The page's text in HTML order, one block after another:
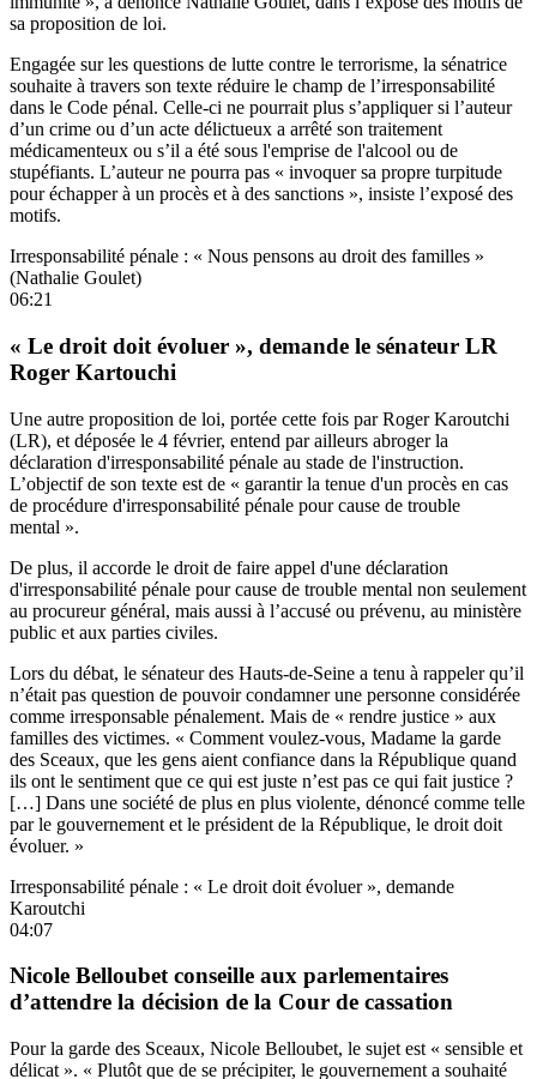
sa proposition de loi.
Engagée sur les questions de lutte contre le terrorisme, la sénatrice
souhaite à travers son texte réduire le champ de l’irresponsabilité
dans le Code pénal. Celle-ci ne pourrait plus s’appliquer si l’auteur
d’un crime ou d’un acte délictueux a arrêté son traitement
médicamenteux ou s’il a été sous l'emprise de l'alcool ou de
stupéfiants. L’auteur ne pourra pas « invoquer sa propre turpitude
pour échapper à un procès et à des sanctions », insiste l’exposé des
motifs.
Irresponsabilité pénale : « Nous pensons au droit des familles »
(Nathalie Goulet)
06:21
« Le droit doit évoluer », demande le sénateur LR
Roger Kartouchi
Une autre proposition de loi, portée cette fois par Roger Karoutchi
(LR), et déposée le 4 février, entend par ailleurs abroger la
déclaration d'irresponsabilité pénale au stade de l'instruction.
L’objectif de son texte est de « garantir la tenue d'un procès en cas
de procédure d'irresponsabilité pénale pour cause de trouble
mental ».
De plus, il accorde le droit de faire appel d'une déclaration
d'irresponsabilité pénale pour cause de trouble mental non seulement
au procureur général, mais aussi à l’accusé ou prévenu, au ministère
public et aux parties civiles.
Lors du débat, le sénateur des Hauts-de-Seine a tenu à rappeler qu’il
n’était pas question de pouvoir condamner une personne considérée
comme irresponsable pénalement. Mais de « rendre justice » aux
familles des victimes. « Comment voulez-vous, Madame la garde
des Sceaux, que les gens aient confiance dans la République quand
ils ont le sentiment que ce qui est juste n’est pas ce qui fait justice ?
[…] Dans une société de plus en plus violente, dénoncé comme telle
par le gouvernement et le président de la République, le droit doit
évoluer. »
Irresponsabilité pénale : « Le droit doit évoluer », demande
Karoutchi
04:07
Nicole Belloubet conseille aux parlementaires
d’attendre la décision de la Cour de cassation
Pour la garde des Sceaux, Nicole Belloubet, le sujet est « sensible et
délicat ». « Plutôt que de se précipiter, le gouvernement a souhaité